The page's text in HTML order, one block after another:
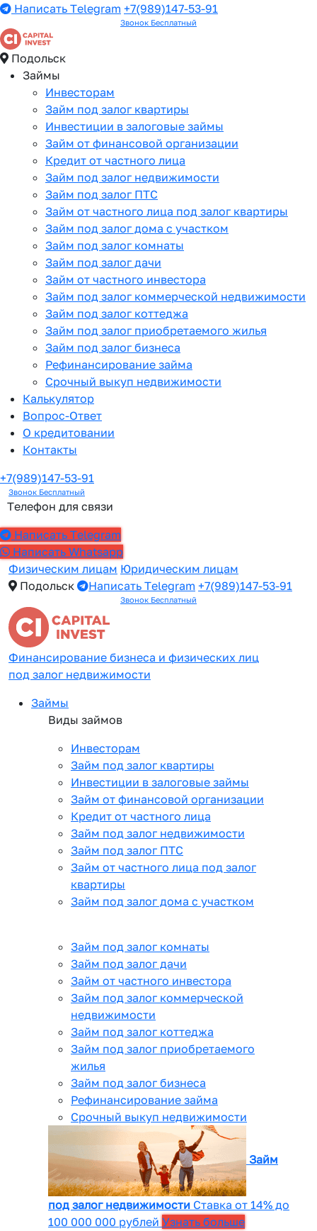
Написать Telegram +7(989)147-53-91
Звонок Бесплатный
Подольск
Займы
Инвесторам
Займ под залог квартиры
Инвестиции в залоговые займы
Займ от финансовой организации
Кредит от частного лица
Займ под залог недвижимости
Займ под залог ПТС
Займ от частного лица под залог квартиры
Займ под залог дома с участком
Займ под залог комнаты
Займ под залог дачи
Займ от частного инвестора
Займ под залог коммерческой недвижимости
Займ под залог коттеджа
Займ под залог приобретаемого жилья
Займ под залог бизнеса
Рефинансирование займа
Срочный выкуп недвижимости
Калькулятор
Вопрос-Ответ
О кредитовании
Контакты
+7(989)147-53-91
Звонок Бесплатный
Телефон для связи
Написать Telegram
Написать Whatsapp
Физическим лицам Юридическим лицам
Подольск
Написать Telegram +7(989)147-53-91
Звонок Бесплатный
Финансирование бизнеса и физических лиц
под залог недвижимости
Займы
Виды займов
Инвесторам
Займ под залог квартиры
Инвестиции в залоговые займы
Займ от финансовой организации
Кредит от частного лица
Займ под залог недвижимости
Займ под залог ПТС
Займ от частного лица под залог
квартиры
Займ под залог дома с участком
Займ под залог комнаты
Займ под залог дачи
Займ от частного инвестора
Займ под залог коммерческой
недвижимости
Займ под залог коттеджа
Займ под залог приобретаемого
жилья
Займ под залог бизнеса
Рефинансирование займа
Срочный выкуп недвижимости
Займ
под залог недвижимости Ставка от 14% до
100 000 000 рублей Узнать больше